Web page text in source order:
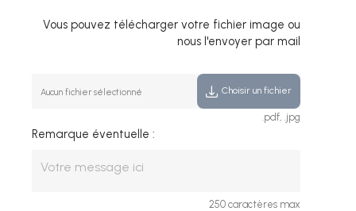
Vous pouvez télécharger votre fichier image ou
nous l'envoyer par mail
Aucun fichier sélectionné Choisir un fichier
.pdf, .jpg
Remarque éventuelle :
250 caractères max